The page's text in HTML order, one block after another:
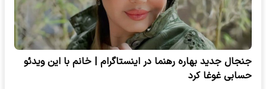
جنجال جدید بهاره رهنما در اینستاگرام | خانم با این ویدئو
حسابی غوغا کرد